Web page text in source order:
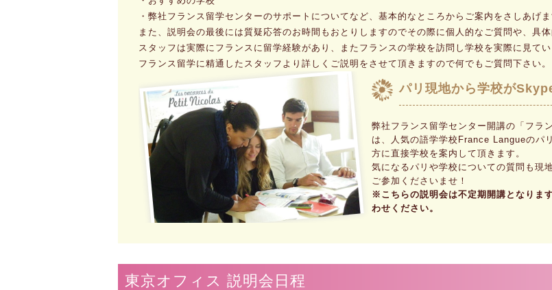
・弊社フランス留学センターのサポートについてなど、基本的なところからご案内をさしあげま
また、説明会の最後には質疑応答のお時間もおとりしますのでその際に個人的なご質問や、具
スタッフは実際にフランスに留学経験があり、またフランスの学校を訪問し学校を実際に見てい
フランス留学に精通したスタッフより詳しくご説明をさせて頂きますので何でもご質問下さい。
パリ現地から学校が
弊社フランス留学センター開講の「フラ
は、人気の語学学校France Langueのパ
方に直接学校を案内して頂きます。
気になるパリや学校についての質問も現
ご参加くださいませ！
※こちらの説明会は不定期開講となりま
わせください。
東京オフィス 説明会日程